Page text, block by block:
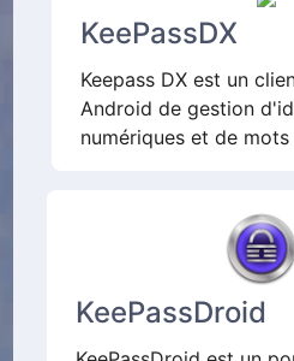
KeePassDX
Keepass DX est un
Android de gestion
numériques et de mots
KeePassDroid